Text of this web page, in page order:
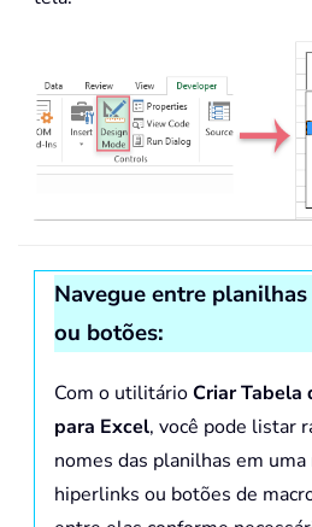
Navegue entre
ou botões:
Com o utilitárioCriar Tabela
para Excel, você pode listar
nomes das planilhas em
hiperlinks ou botões de